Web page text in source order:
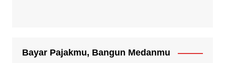
Bayar Pajakmu, Bangun Medanmu